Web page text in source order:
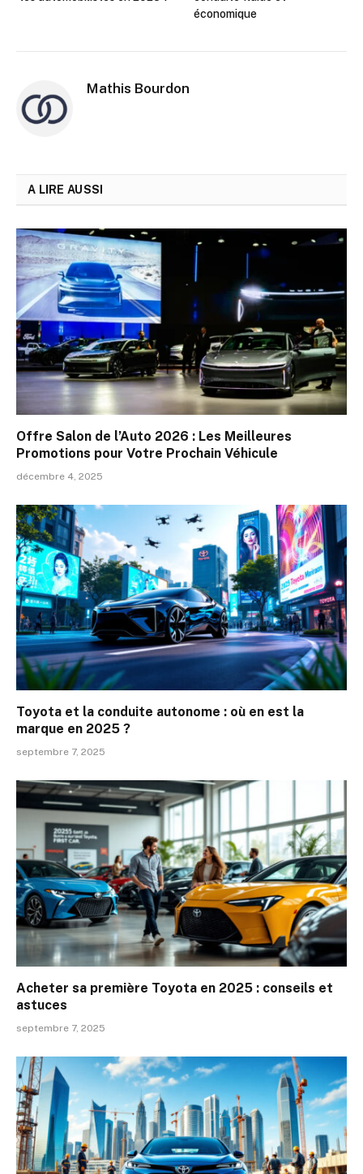
économique
Mathis Bourdon
A LIRE AUSSI
Offre Salon de l’Auto 2026 : Les Meilleures
Promotions pour Votre Prochain Véhicule
décembre 4, 2025
Toyota et la conduite autonome : où en est la
marque en 2025 ?
septembre 7, 2025
Acheter sa première Toyota en 2025 : conseils et
astuces
septembre 7, 2025